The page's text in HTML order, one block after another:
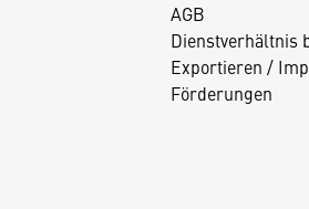
AGB
Dienstverhältnis
Exportieren /
Förderungen